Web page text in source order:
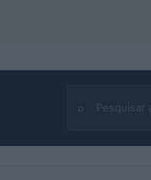
⌕
Buscar